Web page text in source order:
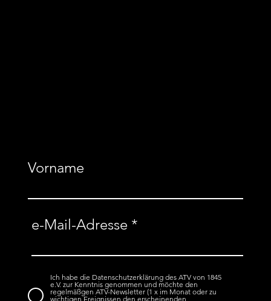
Vorname
e-Mail-Adresse
Ich habe die Datenschutzerklärung des ATV von 1845
e.V. zur Kenntnis genommen und möchte den
regelmäßgen ATV-Newsletter (1 x im Monat oder zu
wichtigen Ereignissen den erscheinenden